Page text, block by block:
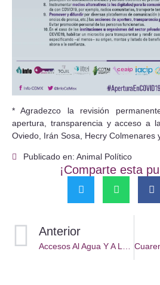
* Agradezco la revisión
apertura, transparencia y acceso a
Oviedo, Irán Sosa, Hecry Colmenares
Publicado en: Animal Político
¡Comparte esta
Anterior